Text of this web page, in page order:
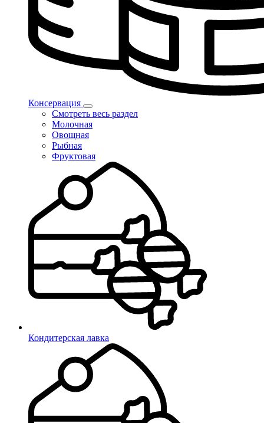
Консервация
Смотреть весь раздел
Молочная
Овощная
Рыбная
Фруктовая
Кондитерская лавка